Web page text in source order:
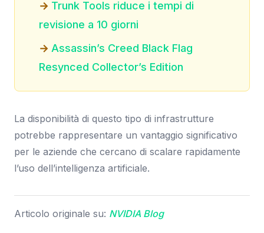
Trunk Tools riduce i tempi di
revisione a 10 giorni
Assassin’s Creed Black Flag
Resynced Collector’s Edition
La disponibilità di questo tipo di infrastrutture
potrebbe rappresentare un vantaggio significativo
per le aziende che cercano di scalare rapidamente
l’uso dell’intelligenza artificiale.
Articolo originale su: NVIDIA Blog